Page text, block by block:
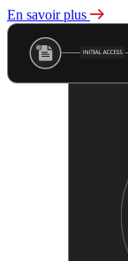
En savoir plus